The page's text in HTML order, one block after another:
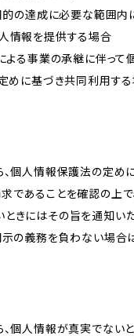
目的の達成に必要な範囲
情報を提供する場合
よる事業の承継に伴っ
めに基づき共同利用す
、個人情報保護法の定
であることを確認の上で
きにはその旨を通知いた
示の義務を負わない場合
、個人情報が真実でない